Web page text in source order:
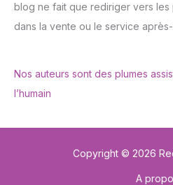
blog ne fait que rediriger vers les
dans la vente ou le service
Nos auteurs sont des plumes
l’humain
Copyright © 2026
A